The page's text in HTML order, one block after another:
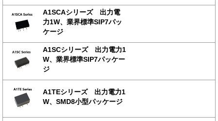
A1SCAシリーズ 出力電
力1W、業界標準SIP7パッ
ケージ
A1SCシリーズ 出力電力1
W、業界標準SIP7パッケー
ジ
A1TEシリーズ 出力電力1
W、SMD8小型パッケージ